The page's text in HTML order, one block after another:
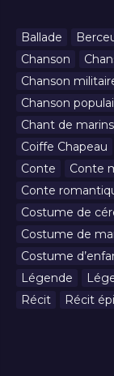
Ballade
Chanson
Chanson
Chanson
Chant de marins
Coiffe Chapeau
Conte
Conte
Conte
Costume de
Costume de
Costume
Légende
Récit
Récit